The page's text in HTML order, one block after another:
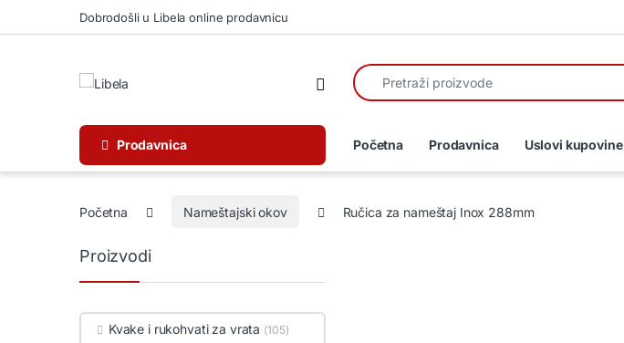
Skip to navigation
Skip to contentDobrodošli u Libela online prodavnicu
Open
Search for:
Prodavnica Početna Prodavnica Uslovi kupovine
Početna Nameštajski okov Ručica za nameštaj Inox 288mm
Proizvodi
Kvake i rukohvati za vrata (105)